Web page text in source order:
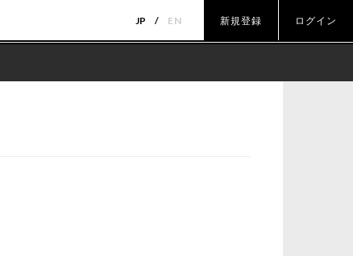
JP EN 新規登録 ログイン